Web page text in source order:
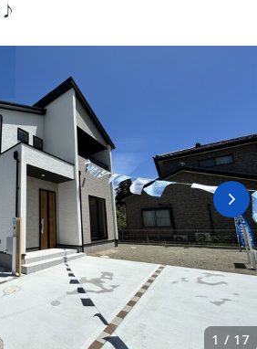
1 / 17